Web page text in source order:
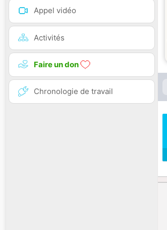
Appel vidéo
Activités
Faire un don
Chronologie de travail